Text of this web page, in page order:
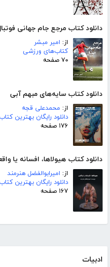
دانلود کتاب مرجع جام جهانی
از: امیر مبشر
کتاب‌های ورزشی
۷۰ صفحه
دانلود کتاب سایه‌های مبهم آبی
از: محمدعلی قجه
دانلود رایگان بهترین
۱۷۶ صفحه
دانلود کتاب هیولاها، افسانه یا
از: امیرابوالفضل هنرمند
دانلود رایگان بهترین
۱۶۷ صفحه
ادبیات